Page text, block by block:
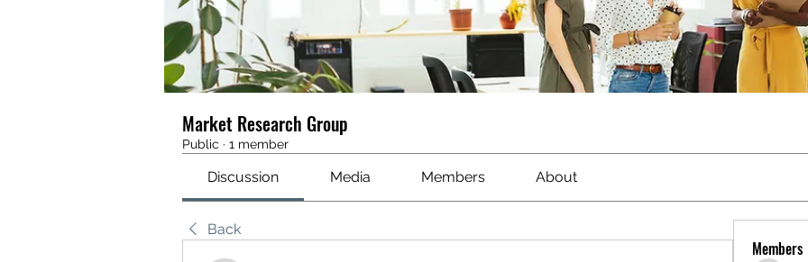
Market Research Group
Public · 1 member
Discussion Media Members About
Back
Members